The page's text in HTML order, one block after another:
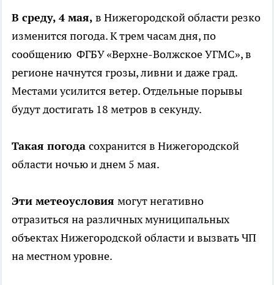
В среду, 4 мая, в Нижегородской области резко
изменится погода. К трем часам дня, по
сообщению ФГБУ «Верхне-Волжское УГМС», в
регионе начнутся грозы, ливни и даже град.
Местами усилится ветер. Отдельные порывы
будут достигать 18 метров в секунду.
Такая погода сохранится в Нижегородской
области ночью и днем 5 мая.
Эти метеоусловия могут негативно
отразиться на различных муниципальных
объектах Нижегородской области и вызвать ЧП
на местном уровне.